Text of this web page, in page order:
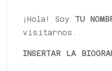
¡Hola! Soy TU
visitarnos.
INSERTAR LA